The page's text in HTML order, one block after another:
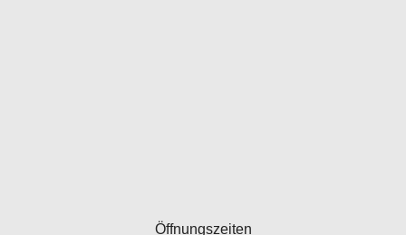
Öffnungszeiten